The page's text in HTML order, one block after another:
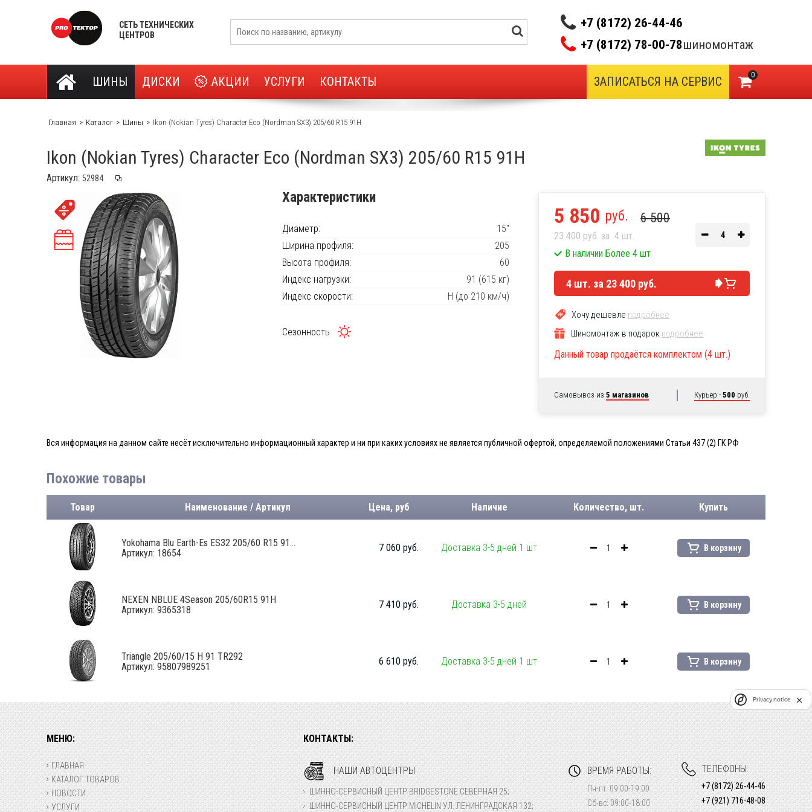
СЕТЬ ТЕХНИЧЕСКИХ
ЦЕНТРОВ
+7 (8172) 26-44-46
+7 (8172) 78-00-78шиномонтаж
ШИНЫ ДИСКИ АКЦИИ УСЛУГИ КОНТАКТЫ 0
ЗАПИСАТЬСЯ НА СЕРВИС
Главная Каталог Шины Ikon (Nokian Tyres) Character Eco (Nordman SX3) 205/60 R15 91H
Ikon (Nokian Tyres) Character Eco (Nordman SX3) 205/60 R15 91H
Артикул:
Характеристики
Диаметр:
15"
Ширина профиля:
205
Высота профиля:
60
Индекс нагрузки:
91 (615 кг)
Индекс скорости:
H (до 210 км/ч)
Сезонность
5 850 руб. 6 500
23 400 руб. за 4 шт.
В наличии Более 4 шт
4 шт. за 23 400 руб.
Хочу дешевле подробнее
Шиномонтаж в подарок подробнее
Данный товар продаётся комплектом (4 шт.)
Самовывоз из 5 магазинов Курьер - 500 руб.
Вся информация на данном сайте несёт исключительно информационный характер и ни при каких условиях не является публичной офертой, определяемой положениями Статьи 437 (2) ГК РФ
Похожие товары
Товар Наименование / Артикул Цена, руб Наличие Количество, шт. Купить
Yokohama Blu Earth-Es ES32 205/60 R15 91...
Артикул: 18654
7 060 руб. Доставка 3-5 дней 1 шт В корзину
NEXEN NBLUE 4Season 205/60R15 91H
Артикул: 9365318
7 410 руб. Доставка 3-5 дней В корзину
Triangle 205/60/15 H 91 TR292
Артикул: 95807989251
6 610 руб. Доставка 3-5 дней 1 шт В корзину
МЕНЮ:
ГЛАВНАЯ
КАТАЛОГ ТОВАРОВ
НОВОСТИ
УСЛУГИ
КОНТАКТЫ:
НАШИ АВТОЦЕНТРЫ
ШИННО-СЕРВИСНЫЙ ЦЕНТР BRIDGESTONE СЕВЕРНАЯ 25;
ШИННО-СЕРВИСНЫЙ ЦЕНТР MICHELIN УЛ. ЛЕНИНГРАДСКАЯ 132;
ВРЕМЯ РАБОТЫ:
Пн-пт: 09:00-19:00
Сб-вс: 09:00-18:00
ТЕЛЕФОНЫ:
+7 (8172) 26-44-46
+7 (921) 716-48-08
Privacy notice